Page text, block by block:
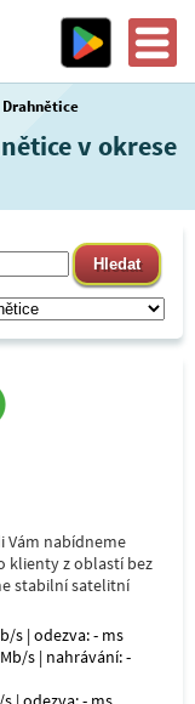
Drahnětice
v okrese
Vám nabídneme
klienty z oblastí bez
stabilní satelitní
s | odezva: - ms
s | nahrávání: -